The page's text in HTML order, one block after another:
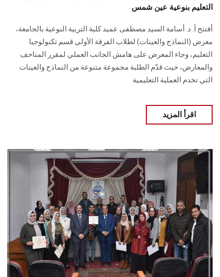
التعليم بنوعية عين شمس
أفتتح أ. د. أسامة السيد مصطفى عميد كلية التربية النوعية بالجامعة،
معرض (النماذج والعينات) لطلاب الفرقة الأولى قسم تكنولوجيا
التعليم، وجاء المعرض على هامش الجانب العملي لمقرر المتاحف
والمعارض، حيث قدّم الطلبة مجموعة متنوعة من النماذج والعينات
التي تخدم العملية التعليمية
اقرأ المزيد